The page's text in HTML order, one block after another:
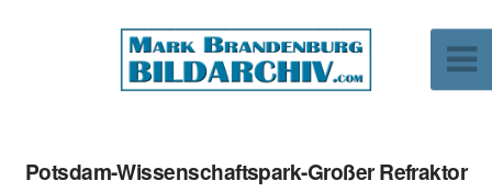
Potsdam-Wissenschaftspark-Großer Refraktor